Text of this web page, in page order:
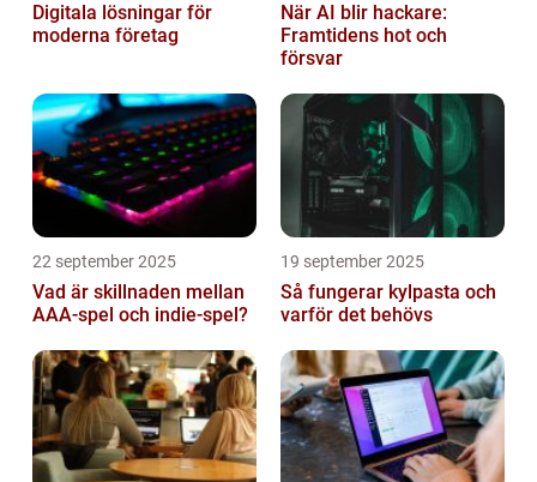
Digitala lösningar för
moderna företag
När AI blir hackare:
Framtidens hot och
försvar
22 september 2025
Vad är skillnaden mellan
AAA-spel och indie-spel?
19 september 2025
Så fungerar kylpasta och
varför det behövs